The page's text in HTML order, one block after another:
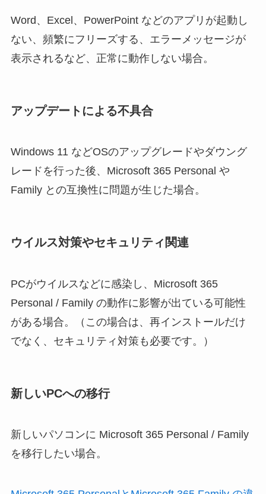
Word、Excel、PowerPoint などのアプリが起動し
ない、頻繁にフリーズする、エラーメッセージが
表示されるなど、正常に動作しない場合。
アップデートによる不具合
Windows 11 などOSのアップグレードやダウング
レードを行った後、Microsoft 365 Personal や
Family との互換性に問題が生じた場合。
ウイルス対策やセキュリティ関連
PCがウイルスなどに感染し、Microsoft 365
Personal / Family の動作に影響が出ている可能性
がある場合。（この場合は、再インストールだけ
でなく、セキュリティ対策も必要です。）
新しいPCへの移行
新しいパソコンに Microsoft 365 Personal / Family
を移行したい場合。